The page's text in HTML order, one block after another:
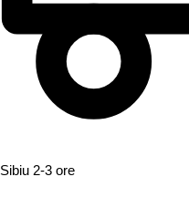
Sibiu 2-3 ore